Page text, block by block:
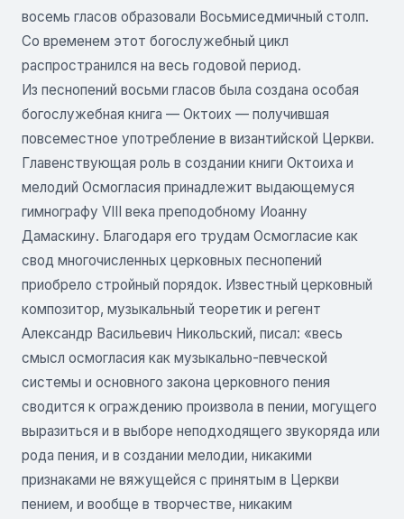
восемь гласов образовали Восьмиседмичный столп.
Со временем этот богослужебный цикл
распространился на весь годовой период.
Из песнопений восьми гласов была создана особая
богослужебная книга — Октоих — получившая
повсеместное употребление в византийской Церкви.
Главенствующая роль в создании книги Октоиха и
мелодий Осмогласия принадлежит выдающемуся
гимнографу VIII века преподобному Иоанну
Дамаскину. Благодаря его трудам Осмогласие как
свод многочисленных церковных песнопений
приобрело стройный порядок. Известный церковный
композитор, музыкальный теоретик и регент
Александр Васильевич Никольский, писал: «весь
смысл осмогласия как музыкально-певческой
системы и основного закона церковного пения
сводится к ограждению произвола в пении, могущего
выразиться и в выборе неподходящего звукоряда или
рода пения, и в создании мелодии, никакими
признаками не вяжущейся с принятым в Церкви
пением, и вообще в творчестве, никаким